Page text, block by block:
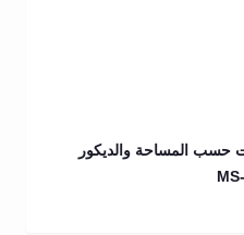
حسب المساحة والديكور